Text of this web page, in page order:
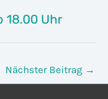
18.00 Uhr
Nächster Beitrag →